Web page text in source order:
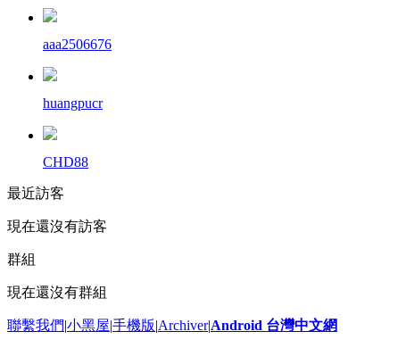
aaa2506676
huangpucr
CHD88
最近訪客
現在還沒有訪客
群組
現在還沒有群組
聯繫我們|小黑屋|手機版|Archiver|Android 台灣中文網